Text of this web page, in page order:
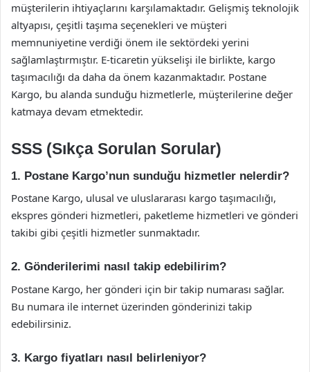
müşterilerin ihtiyaçlarını karşılamaktadır. Gelişmiş teknolojik
altyapısı, çeşitli taşıma seçenekleri ve müşteri
memnuniyetine verdiği önem ile sektördeki yerini
sağlamlaştırmıştır. E-ticaretin yükselişi ile birlikte, kargo
taşımacılığı da daha da önem kazanmaktadır. Postane
Kargo, bu alanda sunduğu hizmetlerle, müşterilerine değer
katmaya devam etmektedir.
SSS (Sıkça Sorulan Sorular)
1. Postane Kargo’nun sunduğu hizmetler nelerdir?
Postane Kargo, ulusal ve uluslararası kargo taşımacılığı,
ekspres gönderi hizmetleri, paketleme hizmetleri ve gönderi
takibi gibi çeşitli hizmetler sunmaktadır.
2. Gönderilerimi nasıl takip edebilirim?
Postane Kargo, her gönderi için bir takip numarası sağlar.
Bu numara ile internet üzerinden gönderinizi takip
edebilirsiniz.
3. Kargo fiyatları nasıl belirleniyor?